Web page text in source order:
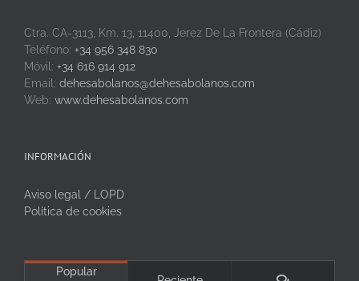
Ctra. CA-3113, Km. 13, 11400, Jerez De La Frontera (Cádiz)
Teléfono: +34 956 348 830
Móvil: +34 616 914 912
Email: dehesabolanos@dehesabolanos.com
Web: www.dehesabolanos.com
INFORMACIÓN
Aviso legal / LOPD
Política de cookies
Popular